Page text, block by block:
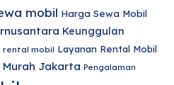
mobil Harga Sewa Mobil
Keunggulan
rental mobil Layanan Rental Mobil
Murah Jakarta Pengalaman